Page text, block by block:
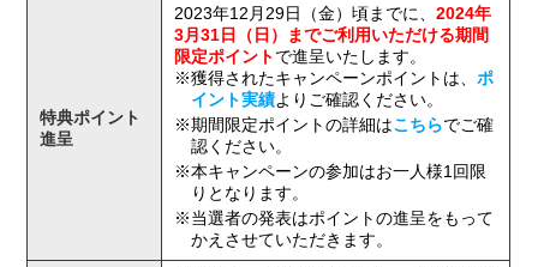
特典ポイント
進呈
2023年12月29日（金）頃までに、2024年
3月31日（日）までご利用いただける期間
限定ポイントで進呈いたします。
※獲得されたキャンペーンポイントは、ポ
イント実績よりご確認ください。
※期間限定ポイントの詳細はこちらでご確
認ください。
※本キャンペーンの参加はお一人様1回限
りとなります。
※当選者の発表はポイントの進呈をもって
かえさせていただきます。